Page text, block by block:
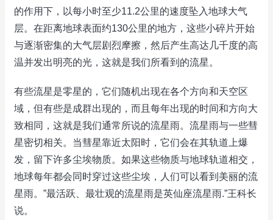
的作用下，以每小时至少11.2公里的速度坠入地球大气
层。在距离地球表面约130公里的地方，这些小碎片开始
与逐渐密集的大气层剧烈摩擦，然后产生高达几千度的高
温并发出明亮的光，这就是我们所看到的流星。
有些流星是零星的，它们随机出现在各个方向和天空区
域，但有些是成群出现的，而且每年出现的时间和方向大
致相同，这就是我们通常所说的流星雨。流星雨与一些彗
星密切相关。当彗星靠近太阳时，它们会在其轨道上爆
发，留下许多尘埃物质。如果这些物质与地球轨道相交，
地球每年都会同时穿过这些尘埃，人们可以看到美丽的流
星雨。”最活跃、最壮观的流星雨是英仙座流星雨.”王科长
说。